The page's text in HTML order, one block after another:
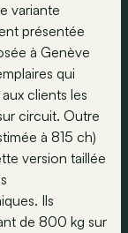
variante
présentée
à Genève
qui
clients les
circuit. Outre
à 815 ch)
version taillée
Ils
de 800 kg sur